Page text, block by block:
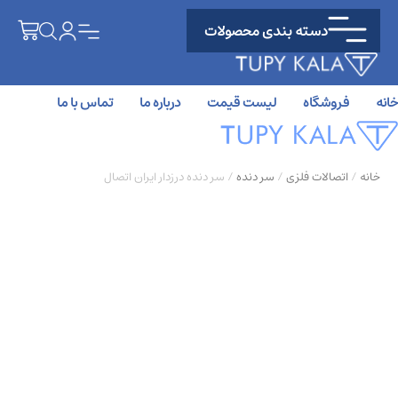
دسته بندی محصولات
خانه فروشگاه لیست قیمت درباره ما تماس با ما
خانه / اتصالات فلزی/ سر دنده/ سر دنده درزدار ایران اتصال